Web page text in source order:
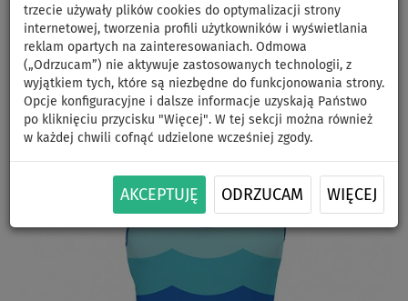
trzecie używały plików cookies do optymalizacji strony
internetowej, tworzenia profili użytkowników i wyświetlania
reklam opartych na zainteresowaniach. Odmowa
(„Odrzucam”) nie aktywuje zastosowanych technologii, z
wyjątkiem tych, które są niezbędne do funkcjonowania strony.
Opcje konfiguracyjne i dalsze informacje uzyskają Państwo
po kliknięciu przycisku "Więcej". W tej sekcji można również
w każdej chwili cofnąć udzielone wcześniej zgody.
AKCEPTUJĘ ODRZUCAM WIĘCEJ
rozmiar: 42
Previous Next